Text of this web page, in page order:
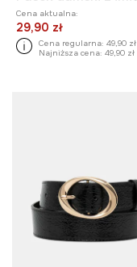
Cena aktualna:
29,90 zł
Cena regularna: 49,90 zł
Najniższa cena: 49,90 zł